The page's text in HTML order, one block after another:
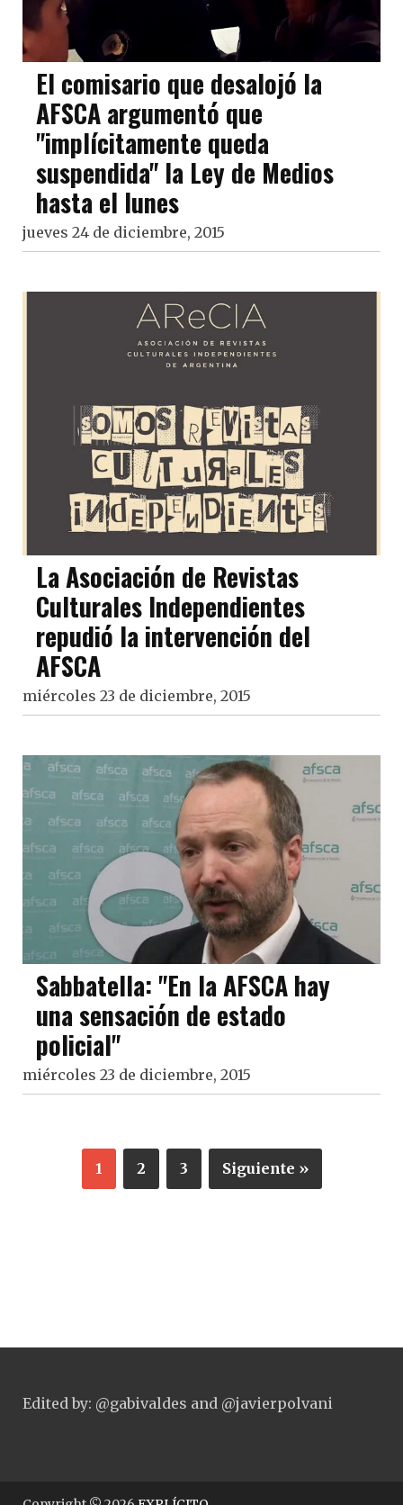
El comisario que desalojó la
AFSCA argumentó que
"implícitamente queda
suspendida" la Ley de Medios
hasta el lunes
jueves 24 de diciembre, 2015
La Asociación de Revistas
Culturales Independientes
repudió la intervención del
AFSCA
miércoles 23 de diciembre, 2015
Sabbatella: "En la AFSCA hay
una sensación de estado
policial"
miércoles 23 de diciembre, 2015
1 2 3 Siguiente »
Edited by: @gabivaldes and @javierpolvani